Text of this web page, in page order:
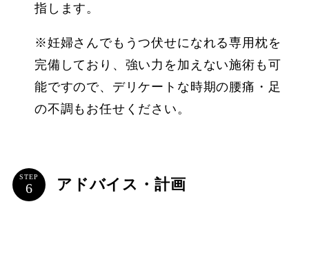
指します。
※妊婦さんでもうつ伏せになれる専用枕を
完備しており、強い力を加えない施術も可
能ですので、デリケートな時期の腰痛・足
の不調もお任せください。
STEP アドバイス・計画